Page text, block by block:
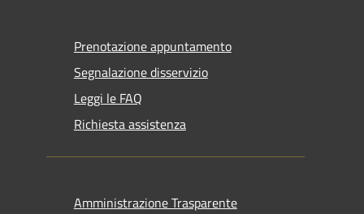
Prenotazione appuntamento
Segnalazione disservizio
Leggi le FAQ
Richiesta assistenza
Amministrazione Trasparente